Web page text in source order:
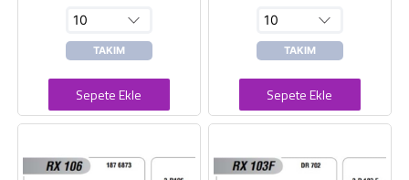
TAKIM
Sepete Ekle
TAKIM
Sepete Ekle